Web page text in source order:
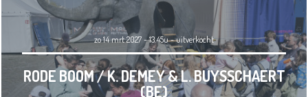
zo 14 mrt 2027 - 13.45u-uitverkocht
RODE BOOM / K. DEMEY & L. BUYSSCHAERT
(BE)